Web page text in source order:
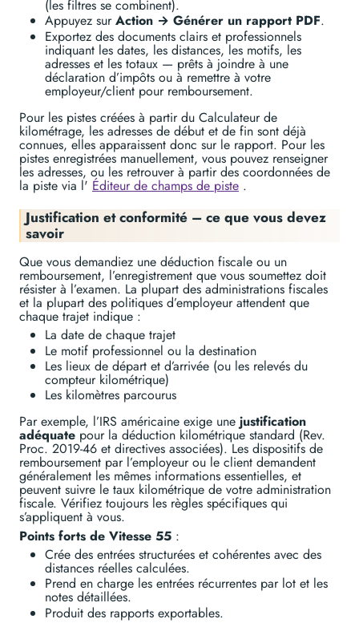
(les filtres se combinent).
Appuyez surAction → Générer un rapport PDF.
Exportez des documents clairs et professionnels
indiquant les dates, les distances, les motifs, les
adresses et les totaux — prêts à joindre à une
déclaration d’impôts ou à remettre à votre
employeur/client pour remboursement.
Pour les pistes créées à partir du Calculateur de
kilométrage, les adresses de début et de fin sont déjà
connues, elles apparaissent donc sur le rapport. Pour les
pistes enregistrées manuellement, vous pouvez renseigner
les adresses, ou les retrouver à partir des coordonnées de
la piste via l' Éditeur de champs de piste .
Justification et conformité – ce que vous devez
savoir
Que vous demandiez une déduction fiscale ou un
remboursement, l’enregistrement que vous soumettez doit
résister à l’examen. La plupart des administrations fiscales
et la plupart des politiques d’employeur attendent que
chaque trajet indique :
La date de chaque trajet
Le motif professionnel ou la destination
Les lieux de départ et d’arrivée (ou les relevés du
compteur kilométrique)
Les kilomètres parcourus
Par exemple, l’IRS américaine exige une justification
adéquate pour la déduction kilométrique standard (Rev.
Proc. 2019-46 et directives associées). Les dispositifs de
remboursement par l’employeur ou le client demandent
généralement les mêmes informations essentielles, et
peuvent suivre le taux kilométrique de votre administration
fiscale. Vérifiez toujours les règles spécifiques qui
s’appliquent à vous.
Points forts de Vitesse 55 :
Crée des entrées structurées et cohérentes avec des
distances réelles calculées.
Prend en charge les entrées récurrentes par lot et les
notes détaillées.
Produit des rapports exportables.